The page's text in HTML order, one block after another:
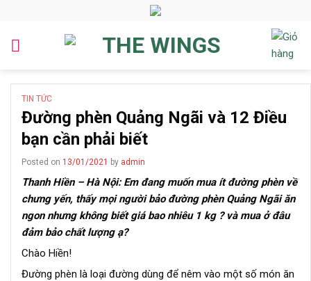
content
TIN TỨC
Đường phèn Quảng Ngãi và 12 Điều
bạn cần phải biết
Posted on 13/01/2021 by admin
Thanh Hiền – Hà Nội: Em đang muốn mua ít đường phèn về
chưng yến, thấy mọi người bảo đường phèn Quảng Ngãi ăn
ngon nhưng không biết giá bao nhiêu 1 kg ? và mua ở đâu
đảm bảo chất lượng ạ?
Chào Hiền!
Đường phèn là loại đường dùng để nêm vào một số món ăn